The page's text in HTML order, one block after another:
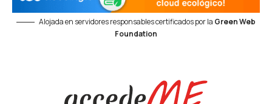
Alojada en servidores responsables certificados por la Green Web
Foundation